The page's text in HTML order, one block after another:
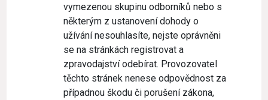
vymezenou skupinu odborníků nebo s
některým z ustanovení dohody o
užívání nesouhlasíte, nejste oprávněni
se na stránkách registrovat a
zpravodajství odebírat. Provozovatel
těchto stránek nenese odpovědnost za
případnou škodu či porušení zákona,